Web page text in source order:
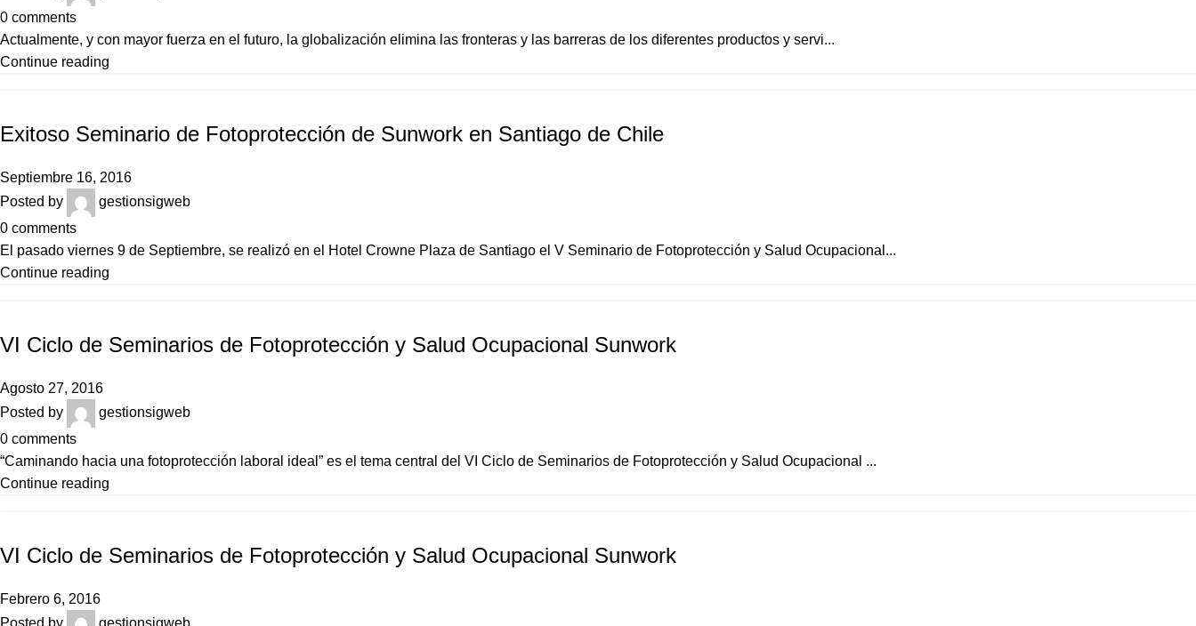
0 comments
Actualmente, y con mayor fuerza en el futuro, la globalización elimina las fronteras y las barreras de los diferentes productos y servi...
Continue reading
Exitoso Seminario de Fotoprotección de Sunwork en Santiago de Chile
Septiembre 16, 2016
Posted by
gestionsigweb
0 comments
El pasado viernes 9 de Septiembre, se realizó en el Hotel Crowne Plaza de Santiago el V Seminario de Fotoprotección y Salud Ocupacional...
Continue reading
VI Ciclo de Seminarios de Fotoprotección y Salud Ocupacional Sunwork
Agosto 27, 2016
Posted by
gestionsigweb
0 comments
“Caminando hacia una fotoprotección laboral ideal” es el tema central del VI Ciclo de Seminarios de Fotoprotección y Salud Ocupacional ...
Continue reading
VI Ciclo de Seminarios de Fotoprotección y Salud Ocupacional Sunwork
Febrero 6, 2016